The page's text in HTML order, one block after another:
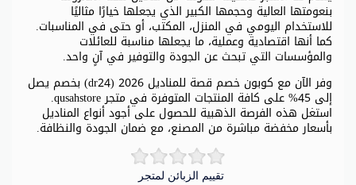
تقييم الزبائن لمتجر
وفر الآن مع كوبون خصم قصة للمناديل 2026 (dr24) بخصم يصل
إلى 45% على كافة المنتجات المتوفرة في متجر qusahstore.
استغل هذه الفرصة الذهبية للحصول على أجود أنواع المناديل
بأسعار مخفضة مباشرة من المصنع، مع ضمان الجودة والنظافة.
بنعومتها العالية وحجمها الكبير الذي يجعلها خيارًا مثاليًا
للاستخدام اليومي في المنزل، المكتب، أو حتى في المناسبات.
كما أنها اقتصادية وعملية، ما يجعلها مناسبة للعائلات
والمؤسسات التي تبحث عن الجودة والتوفير في آنٍ واحد.